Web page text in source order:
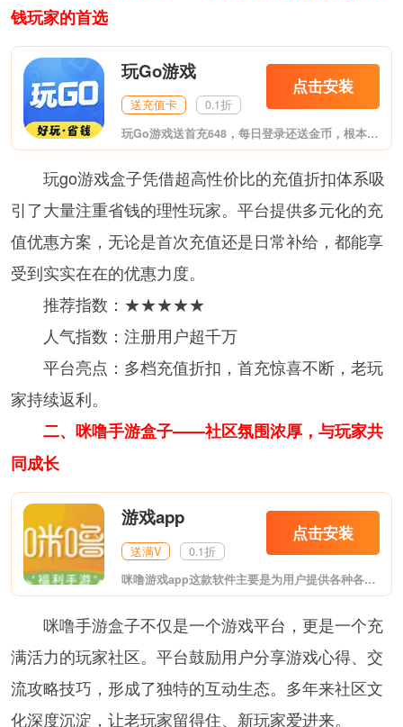
钱玩家的首选
玩Go游戏
送充值卡 0.1折
点击安装
玩Go游戏送首充648，每日登录还送金币，根本不花钱！这是最新推出的福利游戏盒子，至尊VIP、无限元宝上线送，变态爆率，夸张福利。体验专属GM特权，GM工具直接送，想要什么自己刷！包含市面上热门的各大类型游戏。
玩go游戏盒子凭借超高性价比的充值折扣体系吸
引了大量注重省钱的理性玩家。平台提供多元化的充
值优惠方案，无论是首次充值还是日常补给，都能享
受到实实在在的优惠力度。
推荐指数：★★★★★
人气指数：注册用户超千万
平台亮点：多档充值折扣，首充惊喜不断，老玩
家持续返利。
二、咪噜手游盒子——社区氛围浓厚，与玩家共
同成长
游戏app
送满V 0.1折
点击安装
咪噜游戏app这款软件主要是为用户提供各种各样的bt手游，在这里你能看到各种热门bt游戏，玩起来更加带感哦，支持用户充值返利，客服小姐姐为你答疑解惑，快来下载试试吧!
咪噜手游盒子不仅是一个游戏平台，更是一个充
满活力的玩家社区。平台鼓励用户分享游戏心得、交
流攻略技巧，形成了独特的互动生态。多年来社区文
化深度沉淀，让老玩家留得住、新玩家爱进来。